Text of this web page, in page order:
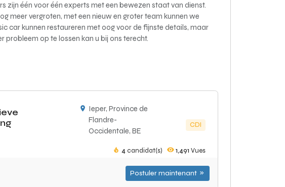
zijn één voor één experts met een bewezen staat van dienst.
meer vergroten, met een nieuw en groter team kunnen we
car kunnen restaureren met oog voor de fijnste details, maar
probleem op te lossen kan u bij ons terecht.
Ieper, Province de
Flandre-
Occidentale, BE
CDI
4candidat(s) 1,491 Vues
Postuler maintenant